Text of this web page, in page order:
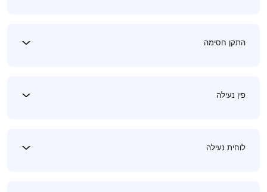
התקן חסימה
פין נעילה
לוחית נעילה